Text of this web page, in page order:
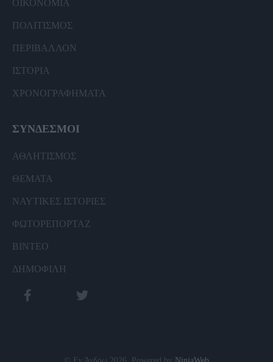
ΟΙΚΟΝΟΜΙΑ
ΠΟΛΙΤΙΣΜΟΣ
ΠΕΡΙΒΑΛΛΟΝ
ΙΣΤΟΡΙΑ
ΧΡΟΝΟΓΡΑΦΗΜΑΤΑ
ΣΥΝΔΕΣΜΟΙ
ΑΘΛΗΤΙΣΜΟΣ
ΘΕΜΑΤΑ
ΝΑΥΤΙΚΕΣ ΙΣΤΟΡΙΕΣ
ΦΩΤΟΡΕΠΟΡΤΑΖ
ΒΙΝΤΕΟ
ΔΗΜΟΦΙΛΗ